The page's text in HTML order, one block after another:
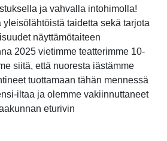
ja vahvalla intohimolla!
yleisölähtöistä taidetta sekä tarjota
näyttämötaiteen
2025 vietimme teatterimme 10-
siitä, että nuoresta iästämme
tuottamaan tähän mennessä
iltaa ja olemme vakiinnuttaneet
eturivin